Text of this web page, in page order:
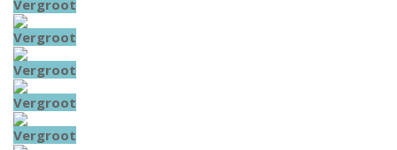
Vergroot
Vergroot
Vergroot
Vergroot
Vergroot